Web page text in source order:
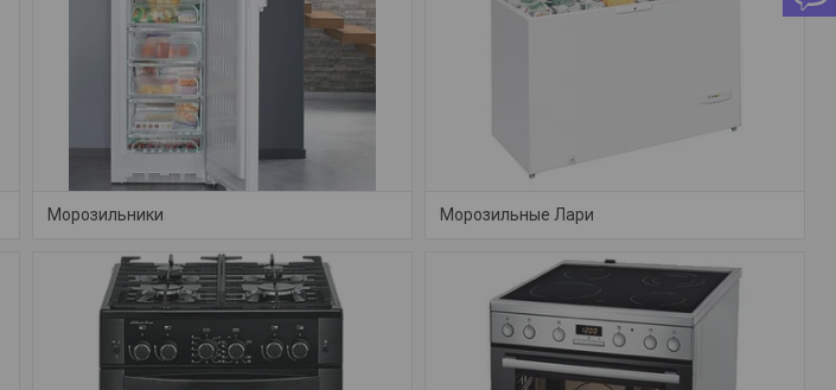
Морозильники Морозильные Лари